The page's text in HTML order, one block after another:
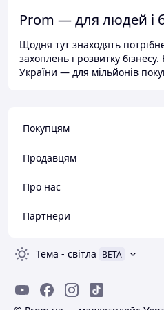
Prom — для людей і
Щодня тут знаходять
захоплень і розвитку
України — для мільйонів
Покупцям
Продавцям
Про нас
Партнери
Тема - світла BETA